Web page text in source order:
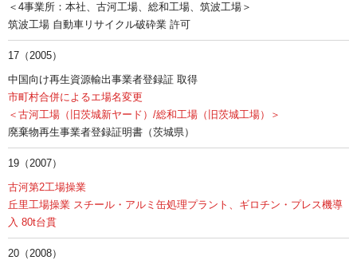
＜4事業所：本社、古河工場、総和工場、筑波工場＞
筑波工場 自動車リサイクル破砕業 許可
17（2005）
中国向け再生資源輸出事業者登録証 取得
市町村合併によるエ場名変更
＜古河工場（旧茨城新ヤード）/総和工場（旧茨城工場）＞
廃棄物再生事業者登録証明書（茨城県）
19（2007）
古河第2工場操業
丘里工場操業 スチール・アルミ缶処理プラント、ギロチン・プレス機導
入 80t台貫
20（2008）